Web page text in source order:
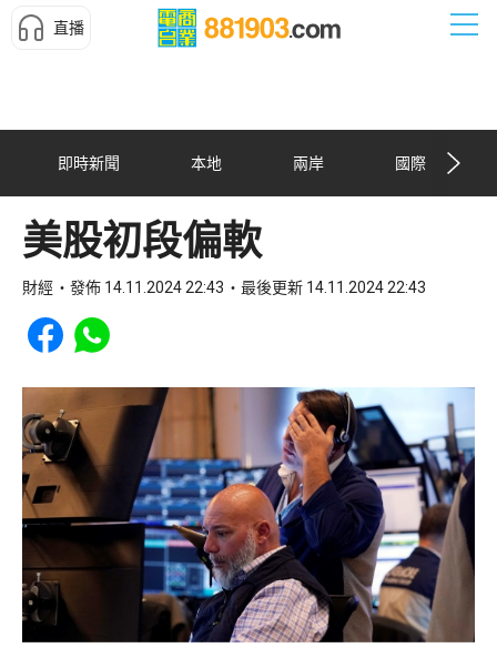
直播
即時新聞 本地 兩岸 國際
美股初段偏軟
財經 發佈 14.11.2024 22:43 最後更新 14.11.2024 22:43
Share to Facebook
Share to WhatsApp